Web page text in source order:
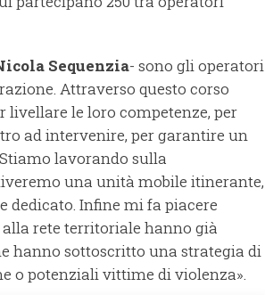
Sequenzia- sono gli operatori
Attraverso questo corso
le loro competenze, per
ad intervenire, per garantire un
lavorando sulla
una unità mobile itinerante,
dedicato. Infine mi fa piacere
alla rete territoriale hanno già
hanno sottoscritto una strategia di
o potenziali vittime di violenza».